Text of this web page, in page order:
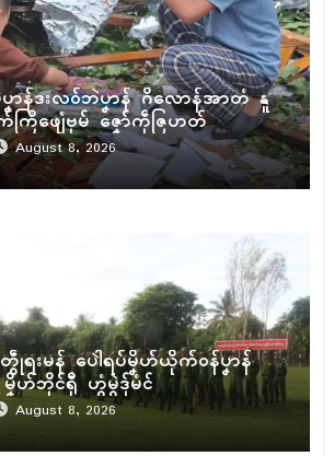
ပၞာန်ဒးလဝ်ဘဲပၞာန် ဂိလောန်အာတံ နူ
ြဳဖျေံဗုမ် ဇၞော်ကဵုဇြဟတ်
August 8, 2026
ရးမန် ပေါဲရပ်မၞိဟ်ယိုက်ဝန်ပၞာန်
ဟ်ဘိုၚ်ရီု ဟွံမွဲဒှ်မံၚ်
August 8, 2026